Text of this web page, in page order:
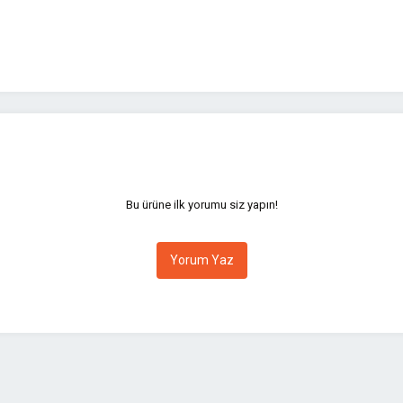
Bu ürüne ilk yorumu siz yapın!
Yorum Yaz